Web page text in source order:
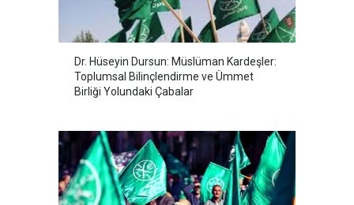
Dr. Hüseyin Dursun: Müslüman Kardeşler:
Toplumsal Bilinçlendirme ve Ümmet
Birliği Yolundaki Çabalar